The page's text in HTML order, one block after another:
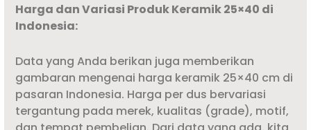
Harga dan Variasi Produk Keramik 25×40 di
Indonesia:
Data yang Anda berikan juga memberikan
gambaran mengenai harga keramik 25×40 cm di
pasaran Indonesia. Harga per dus bervariasi
tergantung pada merek, kualitas (grade), motif,